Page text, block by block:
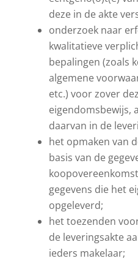
deze in de akte
onderzoek naar
kwalitatieve
bepalingen (zoals
algemene
etc.) voor zover
eigendomsbewijs,
daarvan in de
het opmaken van
basis van de
gegevens die het
opgeleverd;
het toezenden
de leveringsakte
ieders makelaar;